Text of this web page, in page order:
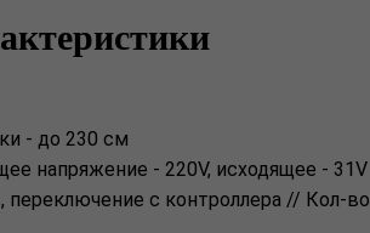
- до 230 см
нaпряжение - 220V, иcходящее - 31V
c контроллерa // Кол-во